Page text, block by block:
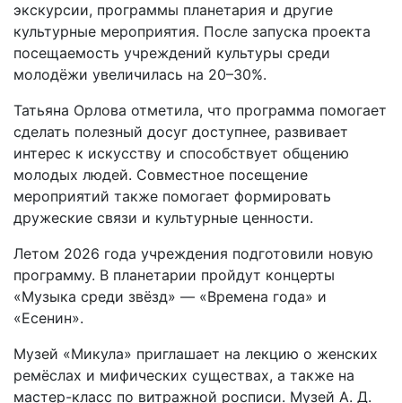
экскурсии, программы планетария и другие
культурные мероприятия. После запуска проекта
посещаемость учреждений культуры среди
молодёжи увеличилась на 20–30%.
Татьяна Орлова отметила, что программа помогает
сделать полезный досуг доступнее, развивает
интерес к искусству и способствует общению
молодых людей. Совместное посещение
мероприятий также помогает формировать
дружеские связи и культурные ценности.
Летом 2026 года учреждения подготовили новую
программу. В планетарии пройдут концерты
«Музыка среди звёзд» — «Времена года» и
«Есенин».
Музей «Микула» приглашает на лекцию о женских
ремёслах и мифических существах, а также на
мастер-класс по витражной росписи. Музей А. Д.